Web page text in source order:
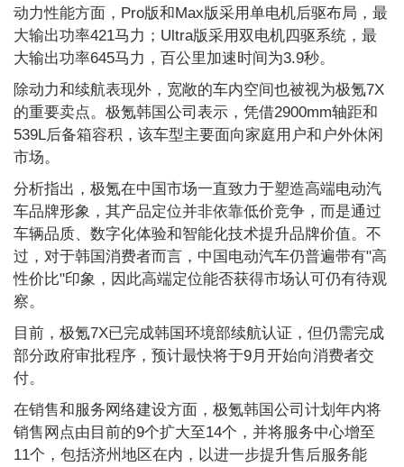
动力性能方面，Pro版和Max版采用单电机后驱布局，最
大输出功率421马力；Ultra版采用双电机四驱系统，最
大输出功率645马力，百公里加速时间为3.9秒。
除动力和续航表现外，宽敞的车内空间也被视为极氪7X
的重要卖点。极氪韩国公司表示，凭借2900mm轴距和
539L后备箱容积，该车型主要面向家庭用户和户外休闲
市场。
分析指出，极氪在中国市场一直致力于塑造高端电动汽
车品牌形象，其产品定位并非依靠低价竞争，而是通过
车辆品质、数字化体验和智能化技术提升品牌价值。不
过，对于韩国消费者而言，中国电动汽车仍普遍带有"高
性价比"印象，因此高端定位能否获得市场认可仍有待观
察。
目前，极氪7X已完成韩国环境部续航认证，但仍需完成
部分政府审批程序，预计最快将于9月开始向消费者交
付。
在销售和服务网络建设方面，极氪韩国公司计划年内将
销售网点由目前的9个扩大至14个，并将服务中心增至
11个，包括济州地区在内，以进一步提升售后服务能